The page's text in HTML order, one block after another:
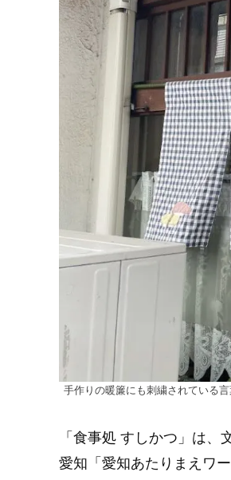
手作りの暖簾にも刺繍されている
「食事処 すしかつ」は、
愛知「愛知あたりまえワ